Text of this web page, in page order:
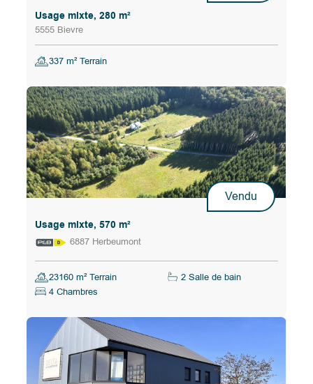
Usage mixte, 280 m²
5555 Bievre
337 m² Terrain
Vendu
Usage mixte, 570 m²
6887 Herbeumont
23160 m² Terrain
2 Salle de bain
4 Chambres